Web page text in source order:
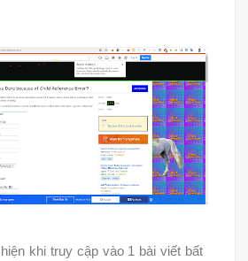
khi truy cập vào 1 bài viết bất